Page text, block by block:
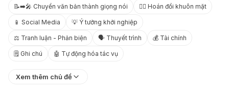
📝➡️🎤 Chuyển văn bản thành giọng nói 😶‍🌫️ Hoán đổi khuôn mặt
📱 Social Media 💡 Ý tưởng khởi nghiệp
⚖️ Tranh luận - Phản biện 🗣️ Thuyết trình 💰 Tài chính
🗒️ Ghi chú 🤖 Tự động hóa tác vụ
Xem thêm chủ đề